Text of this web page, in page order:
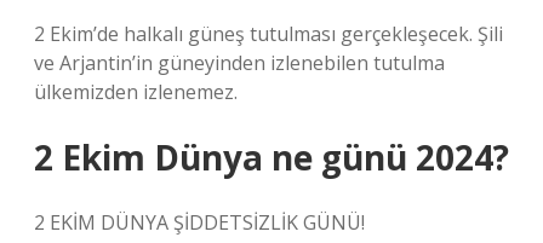
2 Ekim’de halkalı güneş tutulması gerçekleşecek. Şili
ve Arjantin’in güneyinden izlenebilen tutulma
ülkemizden izlenemez.
2 Ekim Dünya ne günü 2024?
2 EKİM DÜNYA ŞİDDETSİZLİK GÜNÜ!